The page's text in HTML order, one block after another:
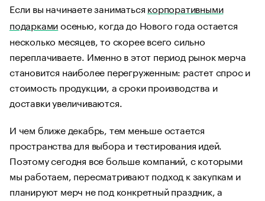
Если вы начинаете заниматься корпоративными
подаркамиосенью, когда до Нового года остается
несколько месяцев, то скорее всего сильно
переплачиваете. Именно в этот период рынок мерча
становится наиболее перегруженным: растет спрос и
стоимость продукции, а сроки производства и
доставки увеличиваются.
И чем ближе декабрь, тем меньше остается
пространства для выбора и тестирования идей.
Поэтому сегодня все больше компаний, с которыми
мы работаем, пересматривают подход к закупкам и
планируют мерч не под конкретный праздник, а